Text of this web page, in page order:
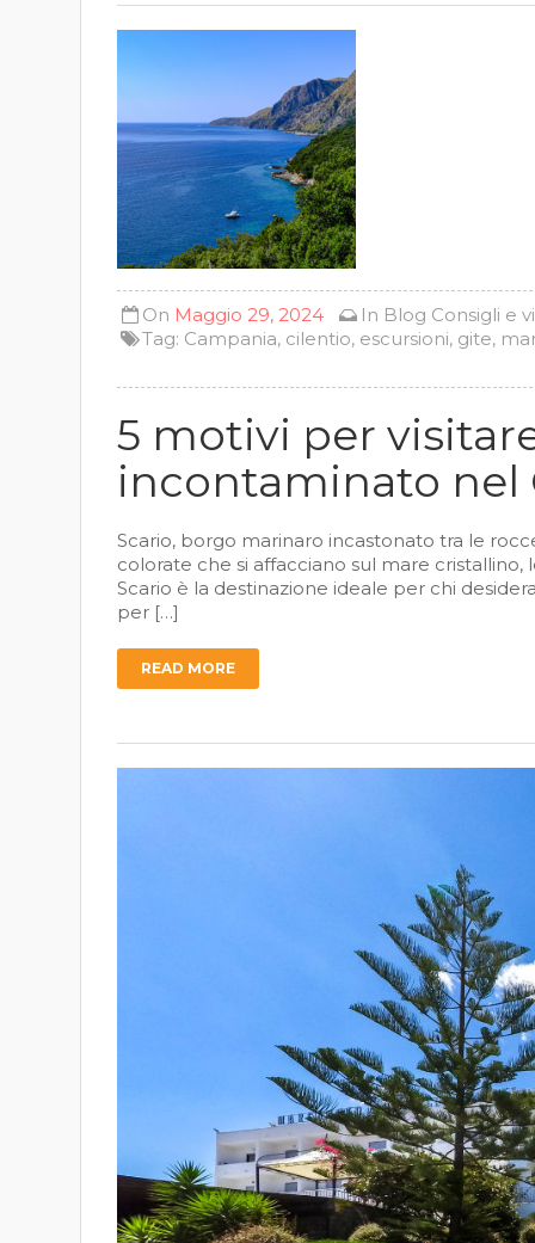
On Maggio 29, 2024 In Blog Consigli e
Tag: Campania, cilentio, escursioni, gite,
5 motivi per
incontaminato nel
Scario, borgo marinaro incastonato tra le
colorate che si affacciano sul mare
Scario è la destinazione ideale per chi
per […]
READ MORE